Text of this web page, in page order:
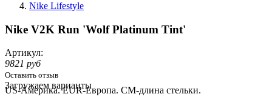
Nike Lifestyle
Nike V2K Run 'Wolf Platinum Tint'
Артикул:
9821 руб
Оставить отзыв
Loading...
Загружаем варианты
US-Америка. EUR-Европа. CM-длина стельки.